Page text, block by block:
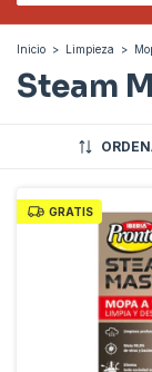
Inicio > Limpieza >
Steam
GRATIS